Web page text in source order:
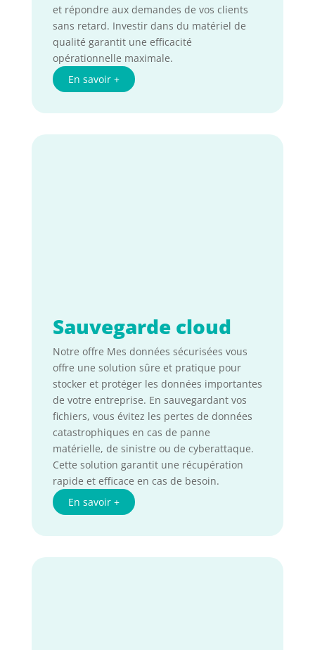
et répondre aux demandes de vos clients
sans retard. Investir dans du matériel de
qualité garantit une efficacité
opérationnelle maximale.
En savoir +
Sauvegarde cloud
Notre offre Mes données sécurisées vous
offre une solution sûre et pratique pour
stocker et protéger les données importantes
de votre entreprise. En sauvegardant vos
fichiers, vous évitez les pertes de données
catastrophiques en cas de panne
matérielle, de sinistre ou de cyberattaque.
Cette solution garantit une récupération
rapide et efficace en cas de besoin.
En savoir +